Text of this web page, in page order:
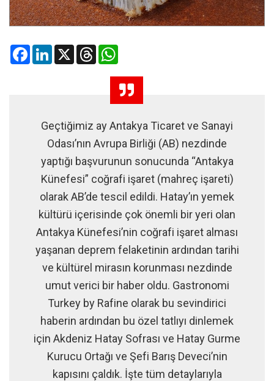
FacebookLinkedIn
X Threads
Geçtiğimiz ay Antakya Ticaret ve Sanayi
Odası’nın Avrupa Birliği (AB) nezdinde
yaptığı başvurunun sonucunda “Antakya
Künefesi” coğrafi işaret (mahreç işareti)
olarak AB’de tescil edildi. Hatay’ın yemek
kültürü içerisinde çok önemli bir yeri olan
Antakya Künefesi’nin coğrafi işaret alması
yaşanan deprem felaketinin ardından tarihi
ve kültürel mirasın korunması nezdinde
umut verici bir haber oldu. Gastronomi
Turkey by Rafine olarak bu sevindirici
haberin ardından bu özel tatlıyı dinlemek
için Akdeniz Hatay Sofrası ve Hatay Gurme
Kurucu Ortağı ve Şefi Barış Deveci’nin
kapısını çaldık. İşte tüm detaylarıyla